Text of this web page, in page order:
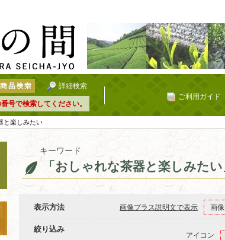
詳細検索
号で検索してください。
ご利用ガイド
と楽しみたい
キーワード
「おしゃれな茶器と楽しみた
表示方法 画像プラス説明文で表示 画
絞り込み
アイコン